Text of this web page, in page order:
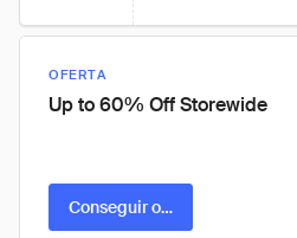
OFERTA
Up to 60% Off Storewide
Conseguir oferta